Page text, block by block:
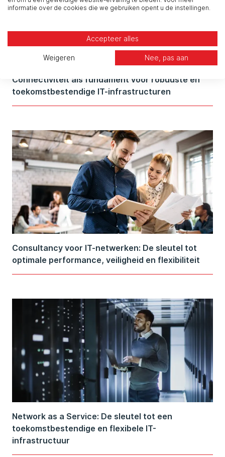
Connectiviteit als fundament voor robuuste en
toekomstbestendige IT-infrastructuren
Consultancy voor IT-netwerken: De sleutel tot
optimale performance, veiligheid en flexibiliteit
Network as a Service: De sleutel tot een
toekomstbestendige en flexibele IT-
infrastructuur
informatie over de cookies die we gebruiken opent u de instellingen.
Accepteer alles
Weigeren Nee, pas aan